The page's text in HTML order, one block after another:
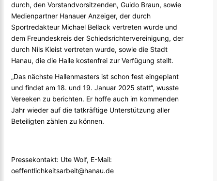
durch, den Vorstandvorsitzenden, Guido Braun, sowie
Medienpartner Hanauer Anzeiger, der durch
Sportredakteur Michael Bellack vertreten wurde und
dem Freundeskreis der Schiedsrichtervereinigung, der
durch Nils Kleist vertreten wurde, sowie die Stadt
Hanau, die die Halle kostenfrei zur Verfügung stellt.
„Das nächste Hallenmasters ist schon fest eingeplant
und findet am 18. und 19. Januar 2025 statt“, wusste
Vereeken zu berichten. Er hoffe auch im kommenden
Jahr wieder auf die tatkräftige Unterstützung aller
Beteiligten zählen zu können.
Pressekontakt: Ute Wolf, E-Mail:
oeffentlichkeitsarbeit@hanau.de